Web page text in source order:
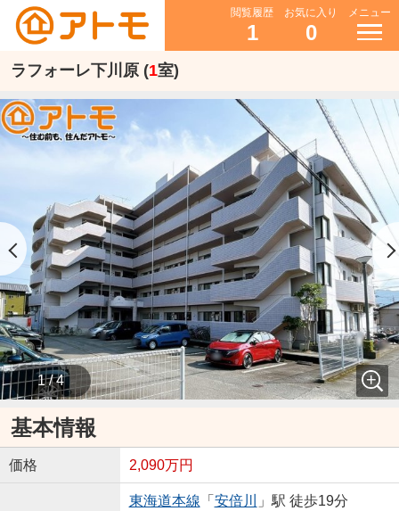
閲覧履歴
1
お気に入り
0
メニュー
ラフォーレ下川原 (1室)
1 / 4
基本情報
価格 2,090万円
東海道本線 「 安倍川
」駅 徒歩19分